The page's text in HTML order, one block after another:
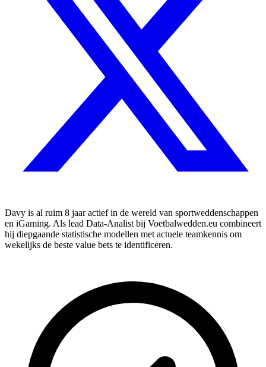
Davy is al ruim 8 jaar actief in de wereld van sportweddenschappen
en iGaming. Als lead Data-Analist bij Voetbalwedden.eu combineert
hij diepgaande statistische modellen met actuele teamkennis om
wekelijks de beste value bets te identificeren.